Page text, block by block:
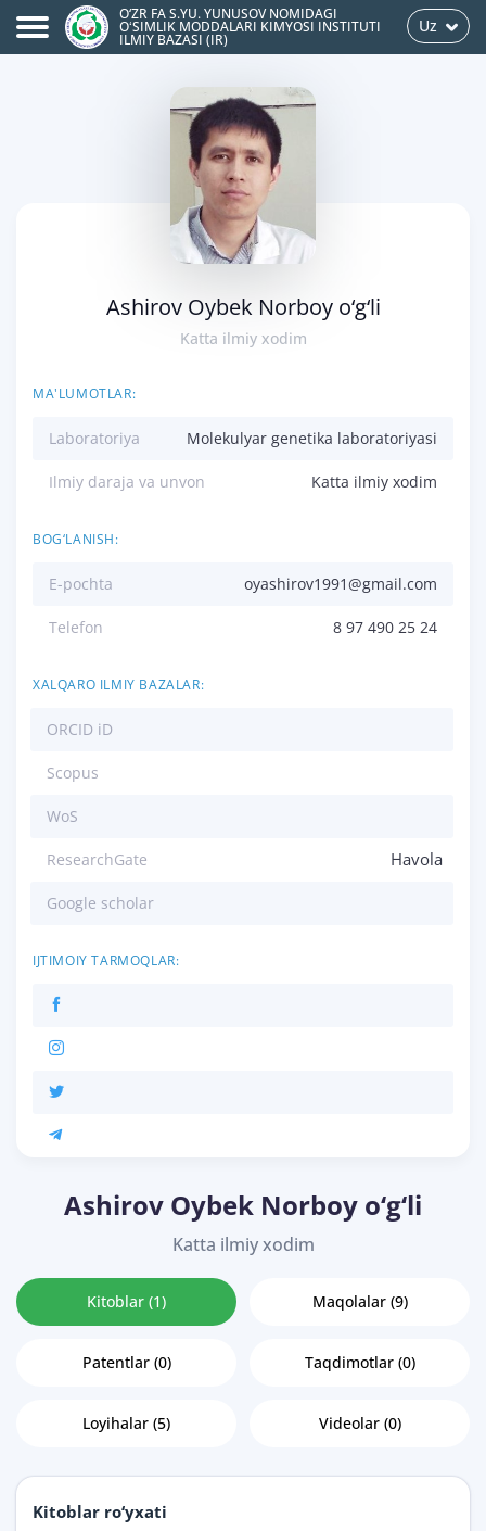
O‘ZR FA S.YU. YUNUSOV NOMIDAGI
OʻSIMLIK MODDALARI KIMYOSI INSTITUTI
ILMIY BAZASI (IR)
Uz
Ashirov Oybek Norboy o‘g‘li
Katta ilmiy xodim
MA'LUMOTLAR:
Laboratoriya Molekulyar genetika laboratoriyasi
Ilmiy daraja va unvon Katta ilmiy xodim
BOG‘LANISH:
E-pochta oyashirov1991@gmail.com
Telefon 8 97 490 25 24
XALQARO ILMIY BAZALAR:
ORCID iD
Scopus
WoS
ResearchGate Havola
Google scholar
IJTIMOIY TARMOQLAR:
Ashirov Oybek Norboy o‘g‘li
Katta ilmiy xodim
Kitoblar (1) Maqolalar (9)
Patentlar (0) Taqdimotlar (0)
Loyihalar (5) Videolar (0)
Kitoblar ro‘yxati